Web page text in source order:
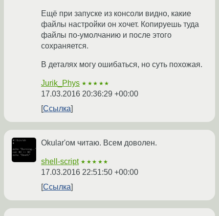
Ещё при запуске из консоли видно, какие
файлы настройки он хочет. Копируешь туда
файлы по-умолчанию и после этого
сохраняется.
В деталях могу ошибаться, но суть похожая.
Jurik_Phys ★★★★★
17.03.2016 20:36:29 +00:00
Ссылка
Okular'ом читаю. Всем доволен.
shell-script ★★★★★
17.03.2016 22:51:50 +00:00
Ссылка